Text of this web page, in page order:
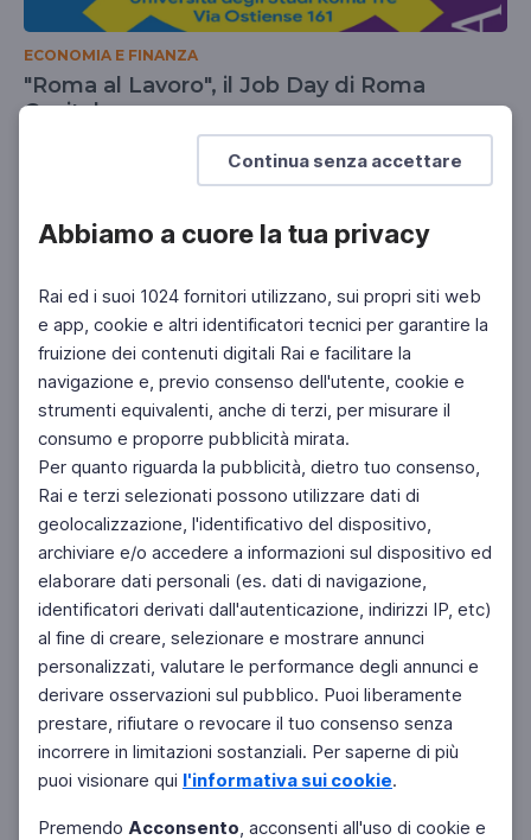
Continua senza accettare
Abbiamo a cuore la tua privacy
Rai ed i suoi 1024 fornitori utilizzano, sui propri siti web
e app, cookie e altri identificatori tecnici per garantire la
fruizione dei contenuti digitali Rai e facilitare la
navigazione e, previo consenso dell'utente, cookie e
strumenti equivalenti, anche di terzi, per misurare il
consumo e proporre pubblicità mirata.
Per quanto riguarda la pubblicità, dietro tuo consenso,
Rai e terzi selezionati possono utilizzare dati di
geolocalizzazione, l'identificativo del dispositivo,
archiviare e/o accedere a informazioni sul dispositivo ed
elaborare dati personali (es. dati di navigazione,
identificatori derivati dall'autenticazione, indirizzi IP, etc)
al fine di creare, selezionare e mostrare annunci
personalizzati, valutare le performance degli annunci e
derivare osservazioni sul pubblico. Puoi liberamente
prestare, rifiutare o revocare il tuo consenso senza
incorrere in limitazioni sostanziali. Per saperne di più
puoi visionare qui l'informativa sui cookie.
Premendo Acconsento, acconsenti all'uso di cookie e
ECONOMIA E FINANZA
"Roma al Lavoro", il Job Day di Roma
Capitale